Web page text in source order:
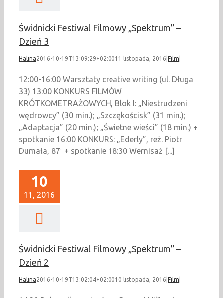
Świdnicki Festiwal Filmowy „Spektrum” –
Dzień 3
Halina2016-10-19T13:09:29+02:0011 listopada, 2016 Film
12:00-16:00 Warsztaty creative writing (ul. Długa
33) 13:00 KONKURS FILMÓW
KRÓTKOMETRAŻOWYCH, Blok I: „Niestrudzeni
wędrowcy” (30 min.); „Szczękościsk” (31 min.);
„Adaptacja” (20 min.); „Świetne wieści” (18 min.) +
spotkanie 16:00 KONKURS: „Ederly”, reż. Piotr
Dumała, 87′ + spotkanie 18:30 Wernisaż [...]
10
11, 2016
Świdnicki Festiwal Filmowy „Spektrum” –
Dzień 2
Halina2016-10-19T13:02:04+02:0010 listopada, 2016 Film